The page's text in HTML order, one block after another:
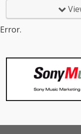
「エバーフローラ
ト」という楽曲
つ手前の物語で
回、最終章。乞
待(予定は未定で
Error.